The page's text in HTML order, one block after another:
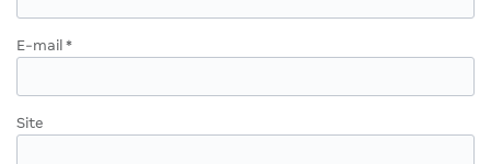
E-mail *
Site